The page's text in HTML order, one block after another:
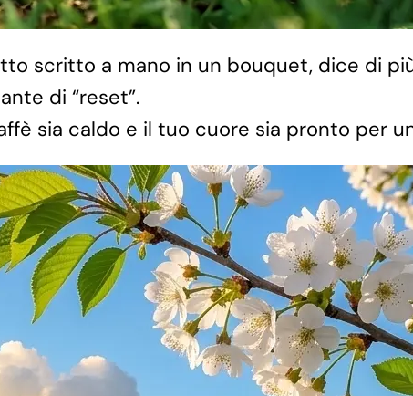
scritto a mano in un bouquet, dice di
di “reset”.
sia caldo e il tuo cuore sia pronto per